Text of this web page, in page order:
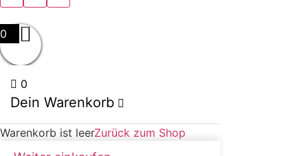
0
0
Dein Warenkorb
Warenkorb ist leerZurück zum Shop